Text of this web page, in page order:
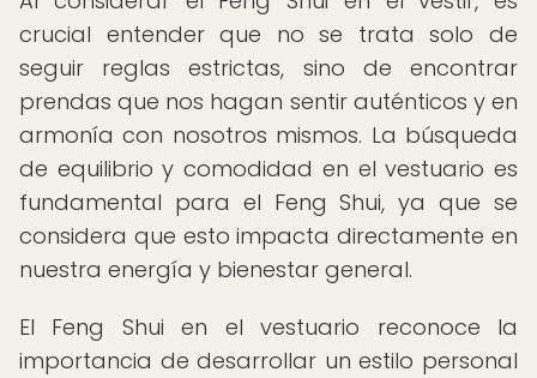
crucial entender que no se trata solo de
seguir reglas estrictas, sino de encontrar
prendas que nos hagan sentir auténticos y en
armonía con nosotros mismos. La búsqueda
de equilibrio y comodidad en el vestuario es
fundamental para el Feng Shui, ya que se
considera que esto impacta directamente en
nuestra energía y bienestar general.
El Feng Shui en el vestuario reconoce la
importancia de desarrollar un estilo personal